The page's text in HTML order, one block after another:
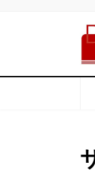
へ
ョ